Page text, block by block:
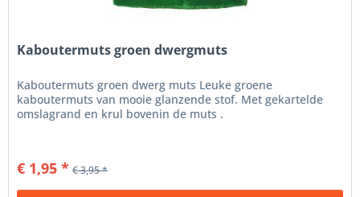
Kaboutermuts groen dwergmuts
Kaboutermuts groen dwerg muts Leuke groene
kaboutermuts van mooie glanzende stof. Met gekartelde
omslagrand en krul bovenin de muts .
€ 1,95 * € 3,95 *